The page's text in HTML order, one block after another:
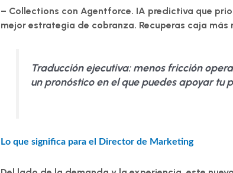
– Collections con Agentforce. IA predictiva que
mejor estrategia de cobranza. Recuperas caja
Traducción ejecutiva:menos fricción
un pronóstico en el que puedes apoyar tu
Lo que significa para el Director de Marketing